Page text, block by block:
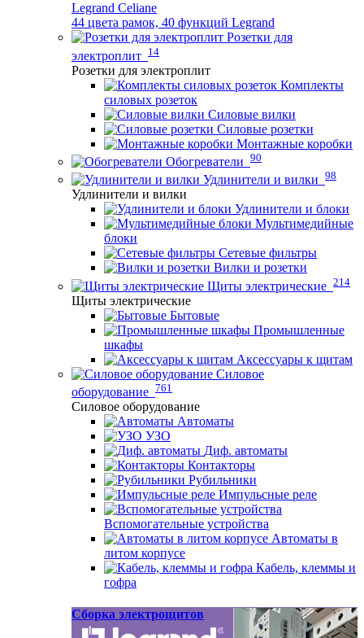
Legrand Celiane
44 цвета рамок, 40 функций Legrand
Розетки для
электроплит 14
Розетки для электроплит
Комплекты
силовых розеток
Силовые вилки
Силовые розетки
Монтажные коробки
Обогреватели 90
Удлинители и вилки 98
Удлинители и вилки
Удлинители и блоки
Мультимедийные
блоки
Сетевые фильтры
Вилки и розетки
Щиты электрические 214
Щиты электрические
Бытовые
Промышленные
шкафы
Аксессуары к щитам
Силовое
оборудование 761
Силовое оборудование
Автоматы
УЗО
Диф. автоматы
Контакторы
Рубильники
Импульсные реле
Вспомогательные устройства
Автоматы в
литом корпусе
Кабель, клеммы и
гофра
Сборка электрощитов